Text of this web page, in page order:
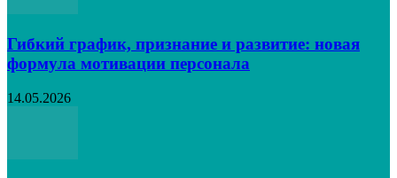
Гибкий график, признание и развитие: новая
формула мотивации персонала
14.05.2026